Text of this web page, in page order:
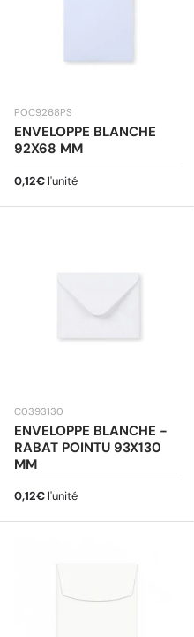
POC9268PS
ENVELOPPE BLANCHE
92X68 MM
Prix habituel
0,12€ l'unité
C0393130
ENVELOPPE BLANCHE -
RABAT POINTU 93X130
MM
Prix habituel
0,12€ l'unité